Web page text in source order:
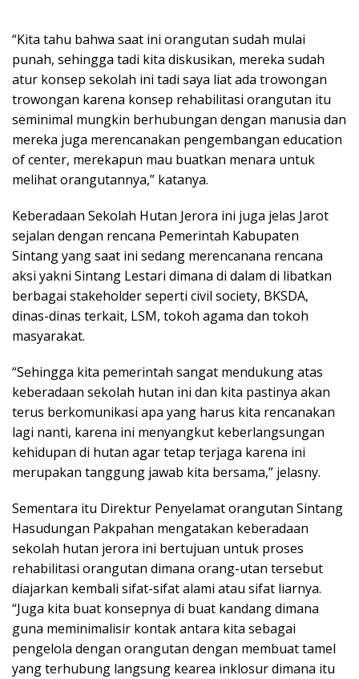
“Kita tahu bahwa saat ini orangutan sudah mulai
punah, sehingga tadi kita diskusikan, mereka sudah
atur konsep sekolah ini tadi saya liat ada trowongan
trowongan karena konsep rehabilitasi orangutan itu
seminimal mungkin berhubungan dengan manusia dan
mereka juga merencanakan pengembangan education
of center, merekapun mau buatkan menara untuk
melihat orangutannya,” katanya.
Keberadaan Sekolah Hutan Jerora ini juga jelas Jarot
sejalan dengan rencana Pemerintah Kabupaten
Sintang yang saat ini sedang merencanana rencana
aksi yakni Sintang Lestari dimana di dalam di libatkan
berbagai stakeholder seperti civil society, BKSDA,
dinas-dinas terkait, LSM, tokoh agama dan tokoh
masyarakat.
“Sehingga kita pemerintah sangat mendukung atas
keberadaan sekolah hutan ini dan kita pastinya akan
terus berkomunikasi apa yang harus kita rencanakan
lagi nanti, karena ini menyangkut keberlangsungan
kehidupan di hutan agar tetap terjaga karena ini
merupakan tanggung jawab kita bersama,” jelasny.
Sementara itu Direktur Penyelamat orangutan Sintang
Hasudungan Pakpahan mengatakan keberadaan
sekolah hutan jerora ini bertujuan untuk proses
rehabilitasi orangutan dimana orang-utan tersebut
diajarkan kembali sifat-sifat alami atau sifat liarnya.
“Juga kita buat konsepnya di buat kandang dimana
guna meminimalisir kontak antara kita sebagai
pengelola dengan orangutan dengan membuat tamel
yang terhubung langsung kearea inklosur dimana itu